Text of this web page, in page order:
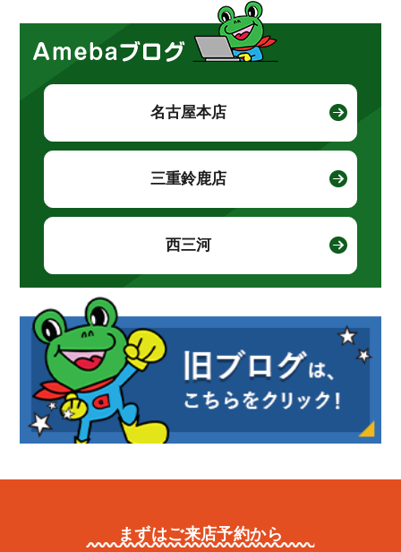
名古屋本店
三重鈴鹿店
西三河
まずはご来店予約から